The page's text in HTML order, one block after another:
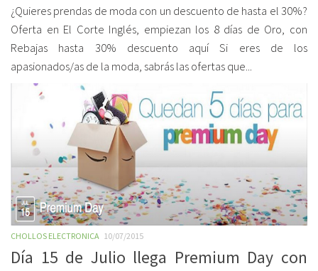
¿Quieres prendas de moda con un descuento de hasta el 30%?
Oferta en El Corte Inglés, empiezan los 8 días de Oro, con
Rebajas hasta 30% descuento aquí Si eres de los
apasionados/as de la moda, sabrás las ofertas que...
CHOLLOS ELECTRONICA 10/07/2015
Día 15 de Julio llega Premium Day con